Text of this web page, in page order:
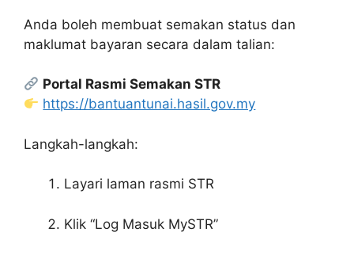
Anda boleh membuat semakan status dan
maklumat bayaran secara dalam talian:
Portal Rasmi Semakan STR
https://bantuantunai.hasil.gov.my
Langkah-langkah:
Layari laman rasmi STR
Klik “Log Masuk MySTR”